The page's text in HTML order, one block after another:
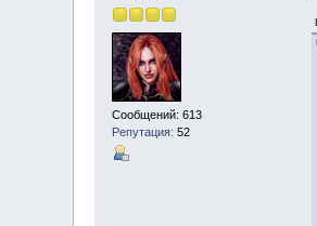
Сообщений: 613
Репутация: 52